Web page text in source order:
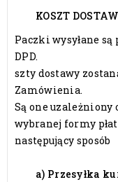
KOSZT
Paczki wysyłane
DPD.
szty dostawy
Zamówienia.
Są one uzależniony
wybranej formy
następujący sposób
a) Przesyłka